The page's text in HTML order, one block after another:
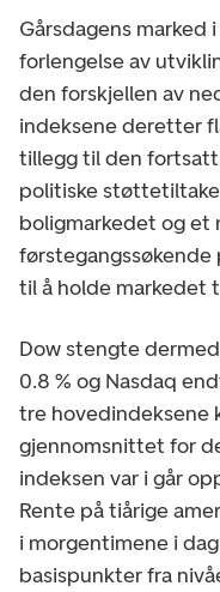
Gårsdagens marked
forlengelse av
den forskjellen av
indeksene deretter
tillegg til den
politiske
boligmarkedet og et
til å holde markedet
Dow stengte
0.8 % og Nasdaq
tre hovedindeksene
gjennomsnittet for
indeksen var i går
Rente på tiårige
i morgentimene i
basispunkter fra